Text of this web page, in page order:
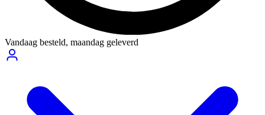
Vandaag besteld, maandag geleverd